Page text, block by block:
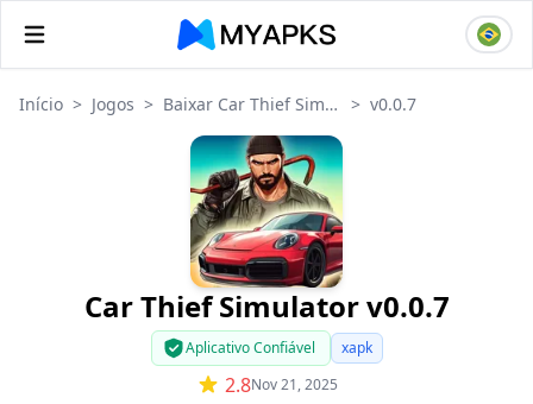
Início > Jogos > Baixar Car Thief Simulator > v0.0.7
Car Thief Simulator v0.0.7
Aplicativo Confiável xapk
2.8Nov 21, 2025